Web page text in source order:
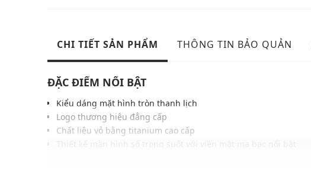
CHI TIẾT SẢN PHẨM THÔNG TIN BẢO QUẢN
ĐẶC ĐIỂM NỔI BẬT
Kiểu dáng mặt hình tròn thanh lịch
Logo thương hiệu đẳng cấp
Chất liệu vỏ bằng titanium cao cấp